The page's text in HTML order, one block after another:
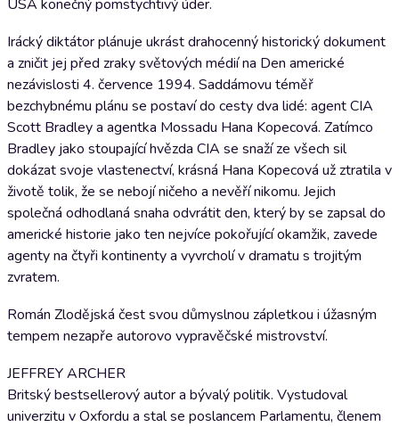
USA konečný pomstychtivý úder.
Irácký diktátor plánuje ukrást drahocenný historický dokument
a zničit jej před zraky světových médií na Den americké
nezávislosti 4. července 1994. Saddámovu téměř
bezchybnému plánu se postaví do cesty dva lidé: agent CIA
Scott Bradley a agentka Mossadu Hana Kopecová. Zatímco
Bradley jako stoupající hvězda CIA se snaží ze všech sil
dokázat svoje vlastenectví, krásná Hana Kopecová už ztratila v
životě tolik, že se nebojí ničeho a nevěří nikomu. Jejich
společná odhodlaná snaha odvrátit den, který by se zapsal do
americké historie jako ten nejvíce pokořující okamžik, zavede
agenty na čtyři kontinenty a vyvrcholí v dramatu s trojitým
zvratem.
Román Zlodějská čest svou důmyslnou zápletkou i úžasným
tempem nezapře autorovo vypravěčské mistrovství.
JEFFREY ARCHER
Britský bestsellerový autor a bývalý politik. Vystudoval
univerzitu v Oxfordu a stal se poslancem Parlamentu, členem